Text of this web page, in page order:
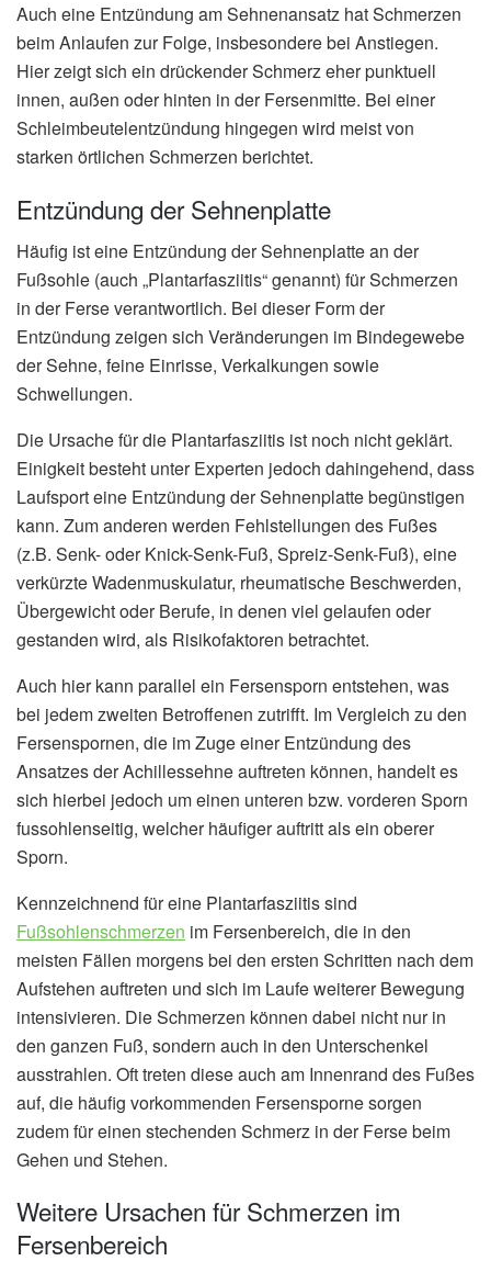
Auch eine Entzündung am Sehnenansatz hat Schmerzen
beim Anlaufen zur Folge, insbesondere bei Anstiegen.
Hier zeigt sich ein drückender Schmerz eher punktuell
innen, außen oder hinten in der Fersenmitte. Bei einer
Schleimbeutelentzündung hingegen wird meist von
starken örtlichen Schmerzen berichtet.
Entzündung der Sehnenplatte
Häufig ist eine Entzündung der Sehnenplatte an der
Fußsohle (auch „Plantarfasziitis“ genannt) für Schmerzen
in der Ferse verantwortlich. Bei dieser Form der
Entzündung zeigen sich Veränderungen im Bindegewebe
der Sehne, feine Einrisse, Verkalkungen sowie
Schwellungen.
Die Ursache für die Plantarfasziitis ist noch nicht geklärt.
Einigkeit besteht unter Experten jedoch dahingehend, dass
Laufsport eine Entzündung der Sehnenplatte begünstigen
kann. Zum anderen werden Fehlstellungen des Fußes
(z.B. Senk- oder Knick-Senk-Fuß, Spreiz-Senk-Fuß), eine
verkürzte Wadenmuskulatur, rheumatische Beschwerden,
Übergewicht oder Berufe, in denen viel gelaufen oder
gestanden wird, als Risikofaktoren betrachtet.
Auch hier kann parallel ein Fersensporn entstehen, was
bei jedem zweiten Betroffenen zutrifft. Im Vergleich zu den
Fersenspornen, die im Zuge einer Entzündung des
Ansatzes der Achillessehne auftreten können, handelt es
sich hierbei jedoch um einen unteren bzw. vorderen Sporn
fussohlenseitig, welcher häufiger auftritt als ein oberer
Sporn.
Kennzeichnend für eine Plantarfasziitis sind
Fußsohlenschmerzen im Fersenbereich, die in den
meisten Fällen morgens bei den ersten Schritten nach dem
Aufstehen auftreten und sich im Laufe weiterer Bewegung
intensivieren. Die Schmerzen können dabei nicht nur in
den ganzen Fuß, sondern auch in den Unterschenkel
ausstrahlen. Oft treten diese auch am Innenrand des Fußes
auf, die häufig vorkommenden Fersensporne sorgen
zudem für einen stechenden Schmerz in der Ferse beim
Gehen und Stehen.
Weitere Ursachen für Schmerzen im
Fersenbereich